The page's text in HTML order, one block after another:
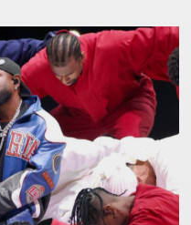
in Zwitserland. Een
maar voor Kruis
professionele groei.